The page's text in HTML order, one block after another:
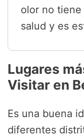
olor no tiene
salud y es
Lugares
Visitar en
Es una buena
diferentes